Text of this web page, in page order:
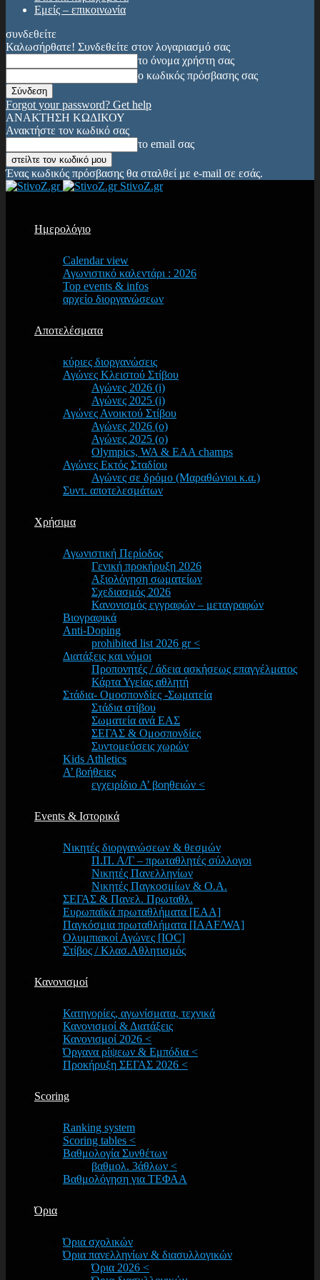
Εμείς – επικοινωνία
συνδεθείτε
Καλωσήρθατε! Συνδεθείτε στον λογαριασμό σας
το όνομα χρήστη σας
ο κωδικός πρόσβασης σας
Forgot your password? Get help
ΑΝΑΚΤΗΣΗ ΚΩΔΙΚΟΥ
Ανακτήστε τον κωδικό σας
το email σας
Ένας κωδικός πρόσβασης θα σταλθεί με e-mail σε εσάς.
StivoZ.gr
Ημερολόγιο
Calendar view
Αγωνιστικό καλεντάρι : 2026
Top events & infos
αρχείο διοργανώσεων
Αποτελέσματα
κύριες διοργανώσεις
Αγώνες Κλειστού Στίβου
Αγώνες 2026 (i)
Αγώνες 2025 (i)
Αγώνες Ανοικτού Στίβου
Αγώνες 2026 (o)
Αγώνες 2025 (o)
Olympics, WA & EAA champs
Αγώνες Εκτός Σταδίου
Αγώνες σε δρόμο (Μαραθώνιοι κ.α.)
Συντ. αποτελεσμάτων
Χρήσιμα
Αγωνιστική Περίοδος
Γενική προκήρυξη 2026
Αξιολόγηση σωματείων
Σχεδιασμός 2026
Κανονισμός εγγραφών – μεταγραφών
Βιογραφικά
Anti-Doping
prohibited list 2026 gr <
Διατάξεις και νόμοι
Προπονητές / άδεια ασκήσεως επαγγέλματος
Κάρτα Υγείας αθλητή
Στάδια- Ομοσπονδίες -Σωματεία
Στάδια στίβου
Σωματεία ανά ΕΑΣ
ΣΕΓΑΣ & Ομοσπονδίες
Συντομεύσεις χωρών
Kids Athletics
Α’ βοήθειες
εγχειρίδιο Α’ βοηθειών <
Events & Ιστορικά
Νικητές διοργανώσεων & θεσμών
Π.Π. Α/Γ – πρωταθλητές σύλλογοι
Νικητές Πανελληνίων
Νικητές Παγκοσμίων & Ο.Α.
ΣΕΓΑΣ & Πανελ. Πρωταθλ.
Ευρωπαϊκά πρωταθλήματα [EAA]
Παγκόσμια πρωταθλήματα [IAAF/WA]
Ολυμπιακοί Αγώνες [IOC]
Στίβος / Κλασ.Αθλητισμός
Κανονισμοί
Κατηγορίες, αγωνίσματα, τεχνικά
Κανονισμοί & Διατάξεις
Κανονισμοί 2026 <
Όργανα ρίψεων & Εμπόδια <
Προκήρυξη ΣΕΓΑΣ 2026 <
Scoring
Ranking system
Scoring tables <
Βαθμολογία Συνθέτων
βαθμολ. 3άθλων <
Βαθμολόγηση για ΤΕΦΑΑ
Όρια
Όρια σχολικών
Όρια πανελληνίων & διασυλλογικών
Όρια 2026 <